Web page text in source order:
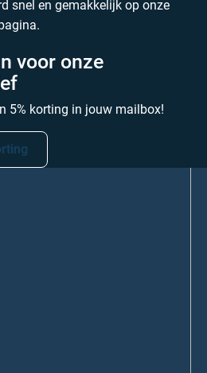
snel en gemakkelijk op onze
voor onze
5% korting in jouw mailbox!